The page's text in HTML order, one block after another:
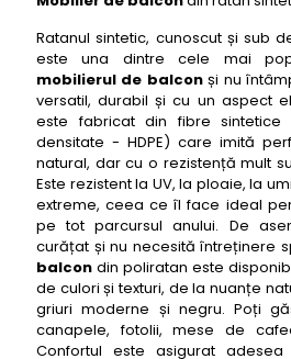
Ratanul sintetic, cunoscut și sub
este una dintre cele mai
mobilierul de balconși nu
versatil, durabil și cu un aspect
este fabricat din fibre sintetice
densitate - HDPE) care imită
natural, dar cu o rezistență mult
Este rezistent la UV, la ploaie, la
extreme, ceea ce îl face ideal
pe tot parcursul anului. De
curățat și nu necesită întreținere
balcon din poliratan este
de culori și texturi, de la nuanțe
griuri moderne și negru. Poți
canapele, fotolii, mese de
Confortul este asigurat